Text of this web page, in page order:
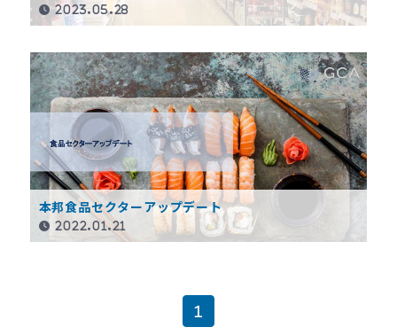
年5月版）
2023.05.28
本邦食品セクターアップデート
2022.01.21
1